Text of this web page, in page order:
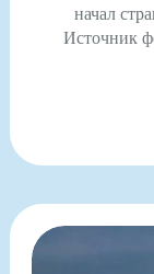
начал
Источник